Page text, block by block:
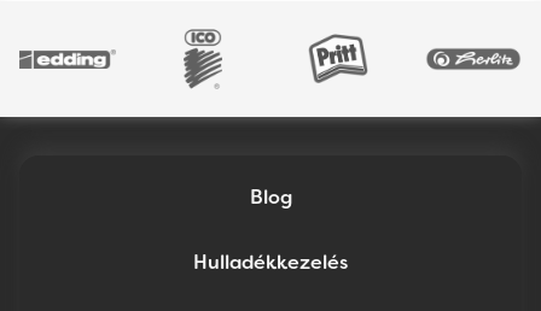
Blog
Hulladékkezelés